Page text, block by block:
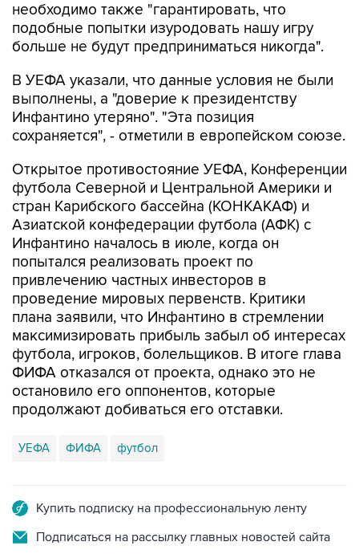
необходимо также "гарантировать, что
подобные попытки изуродовать нашу игру
больше не будут предприниматься никогда".
В УЕФА указали, что данные условия не были
выполнены, а "доверие к президентству
Инфантино утеряно". "Эта позиция
сохраняется", - отметили в европейском союзе.
Открытое противостояние УЕФА, Конференции
футбола Северной и Центральной Америки и
стран Карибского бассейна (КОНКАКАФ) и
Азиатской конфедерации футбола (АФК) с
Инфантино началось в июле, когда он
попытался реализовать проект по
привлечению частных инвесторов в
проведение мировых первенств. Критики
плана заявили, что Инфантино в стремлении
максимизировать прибыль забыл об интересах
футбола, игроков, болельщиков. В итоге глава
ФИФА отказался от проекта, однако это не
остановило его оппонентов, которые
продолжают добиваться его отставки.
УЕФА ФИФА футбол
Купить подписку на профессиональную ленту
Подписаться на рассылку главных новостей сайта